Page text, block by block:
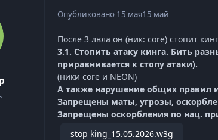
Опубликовано 15 мая15 май
После 3 лвла он (ник: core) стопит
3.1. Стопить атаку кинга. Бить
приравнивается к стопу атаки).
(ники core и NEON)
А также нарушение общих правил
Запрещены маты, угрозы,
Запрещены оскорбления по нац.
stop king_15.05.2026.w3g